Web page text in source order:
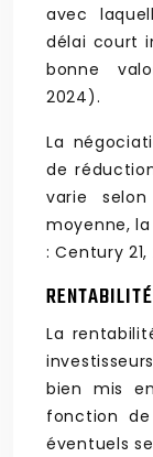
avec
délai court
bonne
2024).
La
de
varie
moyenne,
: Century
La
bien mis
fonction
éventuels